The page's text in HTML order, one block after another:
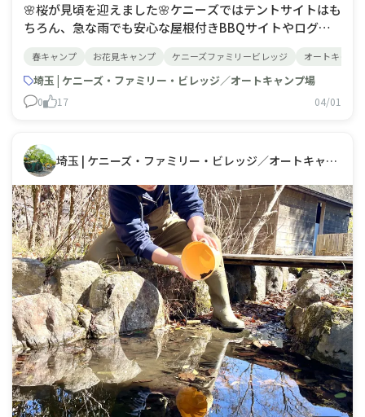
🌸桜が見頃を迎えました🌸ケニーズではテントサイトはも
ちろん、急な雨でも安心な屋根付きBBQサイトやログハ
プをお楽しみいただけます✨区画のご希望やご不明点がご
ざいましたら、お気軽にお問い合わせください。空き状況
により当日のご案内も可能です🌿ご家族や友
春キャンプ お花見キャンプ ケニーズファミリービレッジ オートキャン
埼玉 | ケニーズ・ファミリー・ビレッジ／オートキャンプ場
0 17 04/01
埼玉 | ケニーズ・ファミリー・ビレッジ／オートキャンプ場